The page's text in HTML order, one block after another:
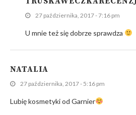
27 października, 2017 - 7:16 pm
U mnie też się dobrze sprawdza
NATALIA
27 października, 2017 - 5:16 pm
Lubię kosmetyki od Garnier